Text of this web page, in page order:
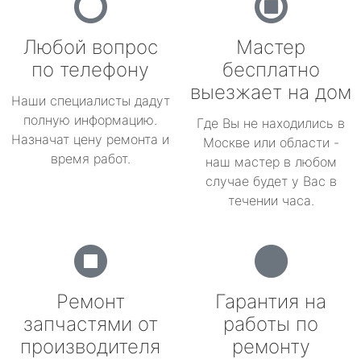
Любой вопрос
по телефону
Наши специалисты дадут
полную информацию.
Назначат цену ремонта и
время работ.
Мастер
бесплатно
выезжает на дом
Где Вы не находились в
Москве или области -
наш мастер в любом
случае будет у Вас в
течении часа.
Ремонт
запчастями от
производителя
Гарантия на
работы по
ремонту